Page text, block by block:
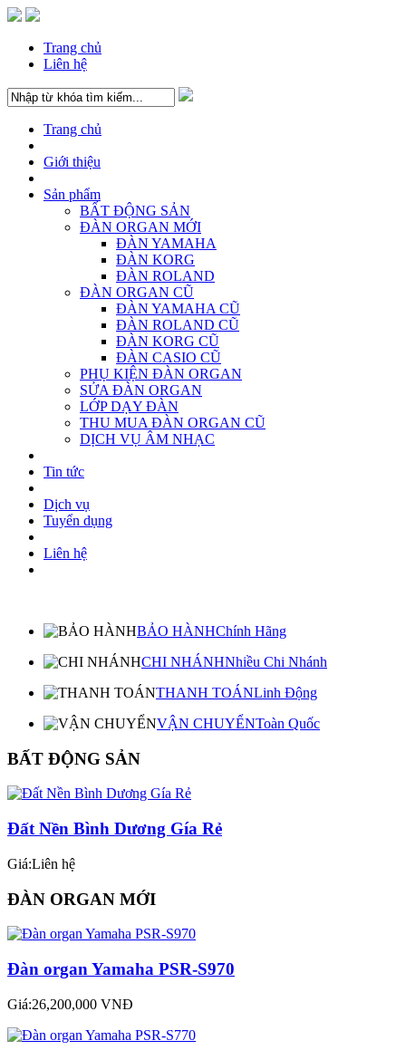
Trang chủ
Liên hệ
Trang chủ
Giới thiệu
Sản phẩm
BẤT ĐỘNG SẢN
ĐÀN ORGAN MỚI
ĐÀN YAMAHA
ĐÀN KORG
ĐÀN ROLAND
ĐÀN ORGAN CŨ
ĐÀN YAMAHA CŨ
ĐÀN ROLAND CŨ
ĐÀN KORG CŨ
ĐÀN CASIO CŨ
PHỤ KIỆN ĐÀN ORGAN
SỬA ĐÀN ORGAN
LỚP DẠY ĐÀN
THU MUA ĐÀN ORGAN CŨ
DỊCH VỤ ÂM NHẠC
Tin tức
Dịch vụ
Tuyển dụng
Liên hệ
BẢO HÀNHChính Hãng
CHI NHÁNHNhiều Chi Nhánh
THANH TOÁNLinh Động
VẬN CHUYỂNToàn Quốc
BẤT ĐỘNG SẢN
Đất Nền Bình Dương Gía Rẻ
Giá:Liên hệ
ĐÀN ORGAN MỚI
Đàn organ Yamaha PSR-S970
Giá:26,200,000 VNĐ